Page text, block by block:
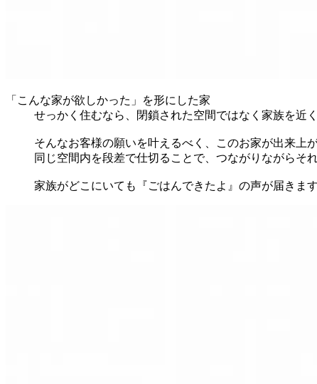
「こんな家が欲しかった」を形にした家
せっかく住むなら、閉鎖された空間ではなく家族を近
そんなお客様の願いを叶えるべく、このお家が出来上が
同じ空間内を段差で仕切ることで、つながりながらそ
家族がどこにいても『ごはんできたよ』の声が届きます